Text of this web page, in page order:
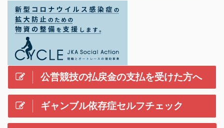
公営競技の払戻金の支払を受けた方へ
ギャンブル依存症セルフチェック